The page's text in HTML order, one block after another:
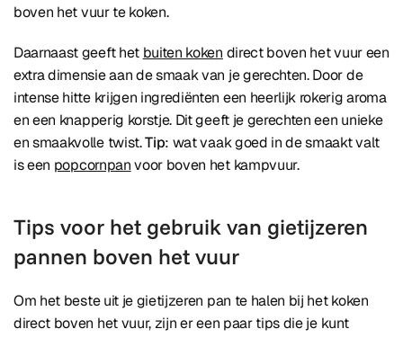
boven het vuur te koken.
Daarnaast geeft het buiten koken direct boven het vuur een
extra dimensie aan de smaak van je gerechten. Door de
intense hitte krijgen ingrediënten een heerlijk rokerig aroma
en een knapperig korstje. Dit geeft je gerechten een unieke
en smaakvolle twist.Tip: wat vaak goed in de smaakt valt
is een popcornpanvoor boven het kampvuur.
Tips voor het gebruik van gietijzeren
pannen boven het vuur
Om het beste uit je gietijzeren pan te halen bij het koken
direct boven het vuur, zijn er een paar tips die je kunt